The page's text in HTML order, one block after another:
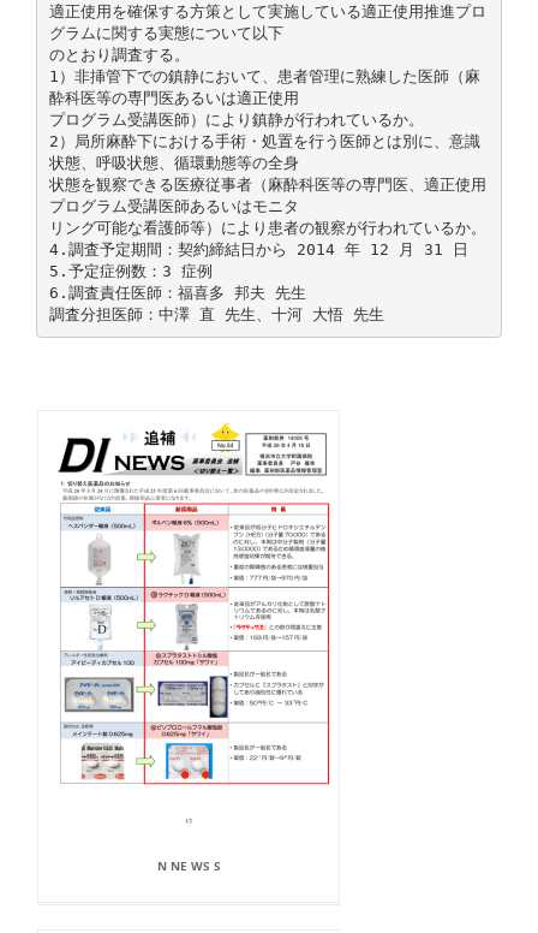
適正使用を確保する方策として実施している適正使用推進プロ
グラムに関する実態について以下
のとおり調査する。
1）非挿管下での鎮静において、患者管理に熟練した医師（麻
酔科医等の専門医あるいは適正使用
プログラム受講医師）により鎮静が行われているか。
2）局所麻酔下における手術・処置を行う医師とは別に、意識
状態、呼吸状態、循環動態等の全身
状態を観察できる医療従事者（麻酔科医等の専門医、適正使用
プログラム受講医師あるいはモニタ
リング可能な看護師等）により患者の観察が行われているか。
4.調査予定期間：契約締結日から 2014 年 12 月 31 日
5.予定症例数：3 症例
6.調査責任医師：福喜多 邦夫 先生
N NE WS S